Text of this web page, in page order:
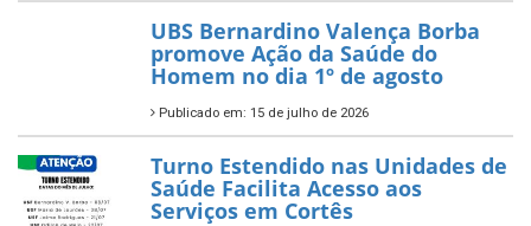
UBS Bernardino Valença Borba
promove Ação da Saúde do
Homem no dia 1º de agosto
Publicado em: 15 de julho de 2026
Turno Estendido nas Unidades de
Saúde Facilita Acesso aos
Serviços em Cortês